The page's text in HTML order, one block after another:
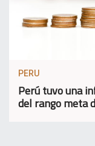
PERU
Perú tuvo una
del rango meta